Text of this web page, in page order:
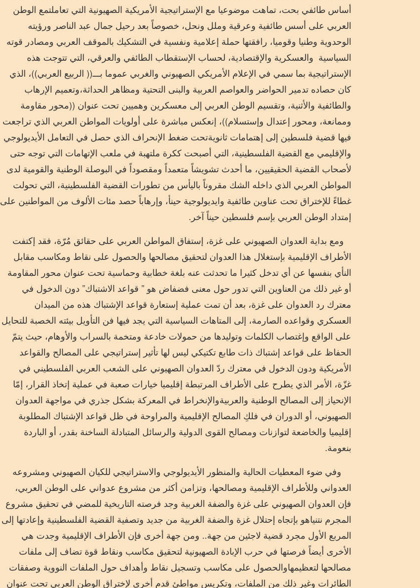
أساس طائفي بحت، تماهت موضوعيا مع الستراتيجية الأمريكية الصهيونية التي تعاملتمع الوطن
العربي على أسس طائفية وعرقية وملل ونحل، خصوصاً بعد رحيل جمال عبد الناصر ورؤيته
الوحدوية وطنيا وقوميا، رافقتها حملة إعلامية ونفسية في التشكيك بالموقف العربي ومصادر قوته
السياسية والعسكرية والقتصادية، لحساب الستقطاب الطائفي والعرقي، التي تتوجت هذه
الستراتيجية بما سمي في الإعلام الأمريكي الصهيوني والغربي عموما بـــ(( الربيع العربي))، الذي
كان حصاده تدمير الحواضر والعواصم العربية والبنى التحتية ومظاهر الحداثة،وتعميم الإرهاب
والطائفية والأثنية، وتقسيم الوطن العربي إلى معسكرين وهميين تحت عنوان ((محور مقاومة
وممانعة، ومحور إعتدال وإستسلام))، إنعكس مباشرة على أولويات المواطن العربي الذي تراجعت
فيها قضية فلسطين إلى إهتمامات ثانويةتحت ضغط الإنحراف الذي حصل في التعامل الأيديولوجي
والإقليمي مع القضية الفلسطينية، التي أصبحت ككرة ملتهبة في ملعب الإتهامات التي توجه حتى
لأصحاب القضية الحقيقيين، ما أحدث تشويشاً متعمداً ومقصوداً في البوصلة الوطنية والقومية لدى
المواطن العربي الذي داخله الشك مقروناً باليأس من تطورات القضية الفلسطينية، التي تحولت
غطاءً للإختراق تحت عناوين طائفية وايديولوجية حينأ، وإرهاباً حصد مئات الألوف من المواطنين على
إمتداد الوطن العربي بإسم فلسطين حيناً آخر.
ومع بداية العدوان الصهيوني على غزة، إستفاق المواطن العربي على حقائق مُرّة، فقد إكتفت
الأطراف الإقليمية بإستغلال هذا العدوان لتحقيق مصالحها والحصول على نقاط ومكاسب مقابل
النأي بنفسها عن أي تدخل كثيرا ما تحدثت عنه بلغة خطابية وحماسية تحت عنوان محور المقاومة
أو غير ذلك من العناوين التي تدور حول معنى فضفاض هو ” قواعد الاشتباك” دون الدخول في
معترك رد العدوان على غزة، بعد أن تمت عملية إستعارة قواعد الشتباك هذه من الميدان
العسكري وقواعده الصارمة، إلى المتاهات السياسية التي يجد فيها فن التأويل بيئته الخصبة للتحايل
على الواقع وإغتصاب الكلمات وتوليدها من حمولات خادعة ومتخمة بالسراب والأوهام، حيث يتمّ
الحفاظ على قواعد إشتباك ذات طابع تكتيكي ليس لها تأثير إستراتيجي على المصالح والقواعد
الأمريكية ودون الدخول في معترك ردّ العدوان الصهيوني على الشعب العربي الفلسطيني في
غزّة، الأمر الذي يطرح على الأطراف المرتبطة إقليميا خيارات صعبة في عملية إتخاذ القرار ، إمّا
النحياز إلى المصالح الوطنية والعربيةوالنخراط في المعركة بشكل جذري في مواجهة العدوان
الصهيوني، أو الدوران في فلك المصالح الإقليمية والمراوحة في ظل قواعد الشتباك المطلوبة
إقليميا والخاضعة لتوازنات ومصالح القوى الدولية والرسائل المتبادلة الساخنة بقدر، أو الباردة
بنعومة.
وفي ضوء المعطيات الحالية والمنظور الأيديولوجي والاستراتيجي للكيان الصهيوني ومشروعه
العدواني وللأطراف الإقليمية ومصالحها، وتزامن أكثر من مشروع عدواني على الوطن العربي،
فإن العدوان الصهيوني على غزة والضفة الغربية وجد فرصته التاريخية للمضي في تحقيق مشروع
المجرم نتنياهو بإتجاه إحتلال غزة والضفة الغربية من جديد وتصفية القضية الفلسطينية وإعادتها إلى
المربع الأول مجرد قضية لاجئين من جهة.. ومن جهة أخرى فإن الأطراف الإقليمية وجدت هي
الأخرى أيضاً فرصتها في حرب الإبادة الصهيونية لتحقيق مكاسب ونقاط قوة تضاف إلى ملفات
مصالحها لتعظيمهاوالحصول على مكاسب وتسجيل نقاط وأهداف حول الملفات النووية وصفقات
الطائرات وغير ذلك من الملفات، وتكريس مواطئ قدم أخرى لإختراق الوطن العربي تحت عنوان